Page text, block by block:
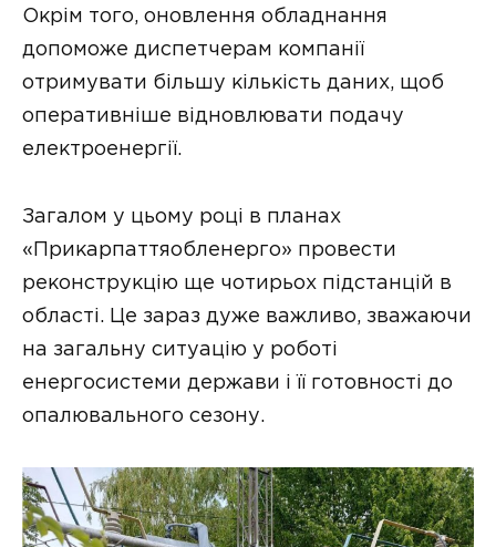
Окрім того, оновлення обладнання
допоможе диспетчерам компанії
отримувати більшу кількість даних, щоб
оперативніше відновлювати подачу
електроенергії.
Загалом у цьому році в планах
«Прикарпаттяобленерго» провести
реконструкцію ще чотирьох підстанцій в
області. Це зараз дуже важливо, зважаючи
на загальну ситуацію у роботі
енергосистеми держави і її готовності до
опалювального сезону.